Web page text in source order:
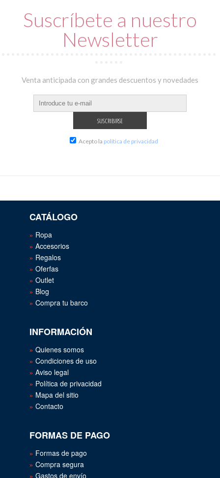
Suscríbete a nuestro
Newsletter
Venta anticipada con grandes descuentos y novedades
Acepto la política de privacidad
CATÁLOGO
Ropa
Accesorios
Regalos
Oferfas
Outlet
Blog
Compra tu barco
INFORMACIÓN
Quienes somos
Condiciones de uso
Aviso legal
Política de privacidad
Mapa del sitio
Contacto
FORMAS DE PAGO
Formas de pago
Compra segura
Gastos de envío